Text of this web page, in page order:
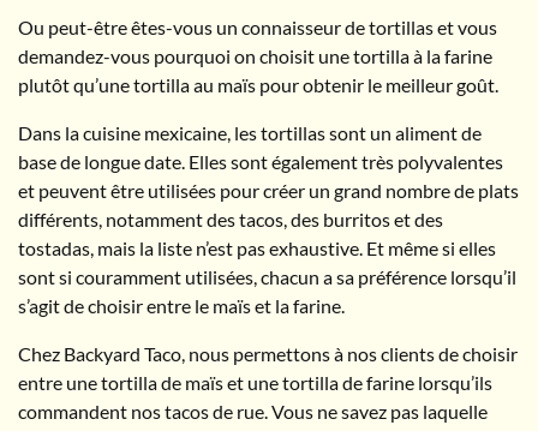
Ou peut-être êtes-vous un connaisseur de tortillas et vous
demandez-vous pourquoi on choisit une tortilla à la farine
plutôt qu’une tortilla au maïs pour obtenir le meilleur goût.
Dans la cuisine mexicaine, les tortillas sont un aliment de
base de longue date. Elles sont également très polyvalentes
et peuvent être utilisées pour créer un grand nombre de plats
différents, notamment des tacos, des burritos et des
tostadas, mais la liste n’est pas exhaustive. Et même si elles
sont si couramment utilisées, chacun a sa préférence lorsqu’il
s’agit de choisir entre le maïs et la farine.
Chez Backyard Taco, nous permettons à nos clients de choisir
entre une tortilla de maïs et une tortilla de farine lorsqu’ils
commandent nos tacos de rue. Vous ne savez pas laquelle